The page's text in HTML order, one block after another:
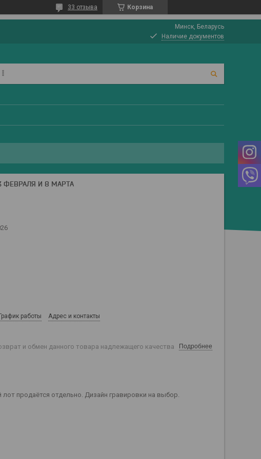
Корзина
33 отзыва
Минск, Беларусь
Наличие документов
ФЕВРАЛЯ И 8 МАРТА
График работы Адрес и контакты
и обмен данного товара надлежащего качества Подробнее
продаётся отдельно. Дизайн гравировки на выбор.